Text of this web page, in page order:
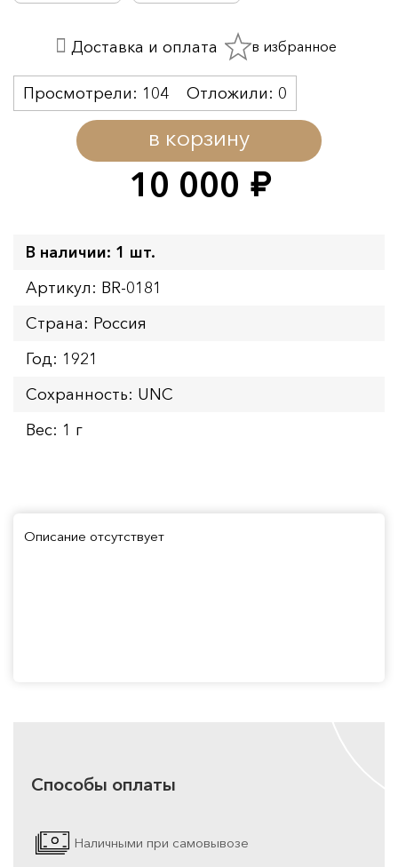
10 000 руб.
в корзину
Просмотрели: 104 Отложили: 0
Доставка и оплата в избранное
В наличии: 1 шт.
Артикул: BR-0181
Страна: Россия
Год: 1921
Сохранность: UNC
Вес: 1 г
Описание отсутствует
Способы оплаты
Наличными при самовывозе